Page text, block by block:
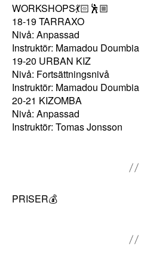
WORKSHOPS💃🏻🕺🏼
18-19 TARRAXO
Nivå: Anpassad
Instruktör: Mamadou Doumbia
19-20 URBAN KIZ
Nivå: Fortsättningsnivå
Instruktör: Mamadou Doumbia
20-21 KIZOMBA
Nivå: Anpassad
Instruktör: Tomas Jonsson
PRISER💰
v
s
f
ö
r
a
tt
h
a